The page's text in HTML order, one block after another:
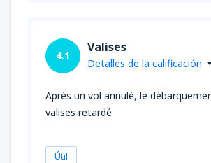
4.1
Valises
Detalles de la calificación
Après un vol annulé, le
valises retardé
Útil